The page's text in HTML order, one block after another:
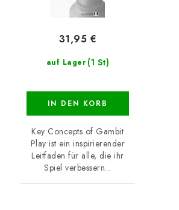
auf Lager (1 St)
31,95 €
IN DEN KORB
Key Concepts of Gambit
Play ist ein inspirierender
Leitfaden für alle, die ihr
Spiel verbessern...